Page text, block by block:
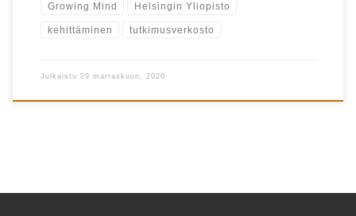
Growing Mind Helsingin Yliopisto
kehittäminen tutkimusverkosto
Julkaistu 29 marraskuun, 2020